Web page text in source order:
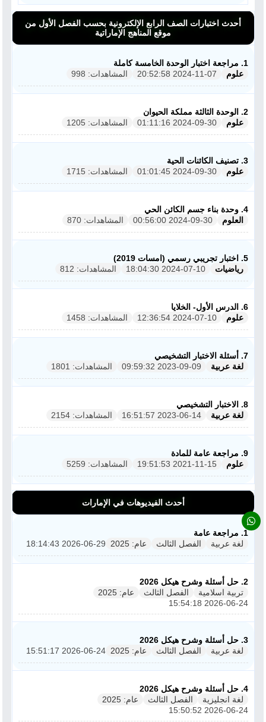
ملفات اليوم
ابحث عن مدرس
أحدث الأخبار
جميع الصفوف
منصات
ملفات للمدرس
ملفات تعليمية
الكتب المدرسية
تسجيل دخول
أحدث اختبارات الصف الرابع الإلكترونية بحسب الفصل الأول من
موقع المناهج الإماراتية
1. مراجعة اختبار الوحدة الخامسة كاملة
علوم
2024-11-07 20:52:58 المشاهدات: 998
2. الوحدة الثالثة مملكة الحيوان
علوم
2024-09-30 01:11:16 المشاهدات: 1205
3. تصنيف الكائنات الحية
علوم
2024-09-30 01:01:45 المشاهدات: 1715
4. وحدة بناء جسم الكائن الحي
العلوم
2024-09-30 00:56:00 المشاهدات: 870
5. اختبار تجريبي رسمي (امسات 2019)
رياضيات
2024-07-10 18:04:30 المشاهدات: 812
6. الدرس الأول- الخلايا
علوم
2024-07-10 12:36:54 المشاهدات: 1458
7. أسئلة الاختبار التشخيصي
لغة عربية
2023-09-09 09:59:32 المشاهدات: 1801
8. الاختبار التشخيصي
لغة عربية
2023-06-14 16:51:57 المشاهدات: 2154
9. مراجعة عامة للمادة
علوم
2021-11-15 19:51:53 المشاهدات: 5259
أحدث الفيديوهات في الإمارات
1. مراجعة عامة
لغة عربية
الفصل الثالث عام: 2025 2026-06-29 18:14:43
2. حل أسئلة وشرح هيكل 2026
تربية اسلامية
الفصل الثالث
عام: 2025
2026-06-24 15:54:18
3. حل أسئلة وشرح هيكل 2026
لغة عربية
الفصل الثالث عام: 2025 2026-06-24 15:51:17
4. حل أسئلة وشرح هيكل 2026
لغة انجليزية
الفصل الثالث
عام: 2025
2026-06-24 15:50:52